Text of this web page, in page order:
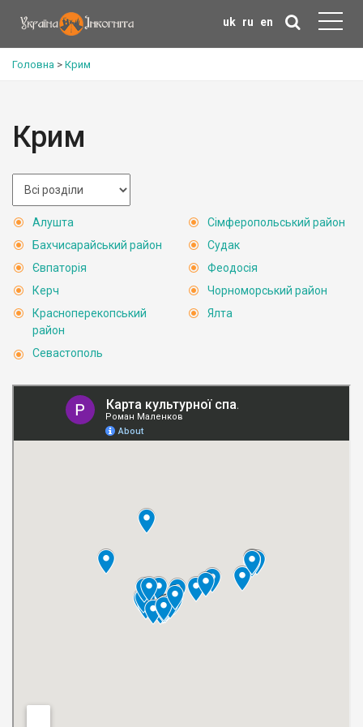
uk ru en
Головна > Крим
Крим
Алушта
Бахчисарайський район
Євпаторія
Керч
Красноперекопський
район
Севастополь
Сімферопольський район
Судак
Феодосія
Чорноморський район
Ялта